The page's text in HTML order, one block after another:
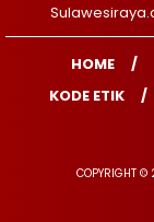
HOME
KODE ETIK
COPYRIGHT